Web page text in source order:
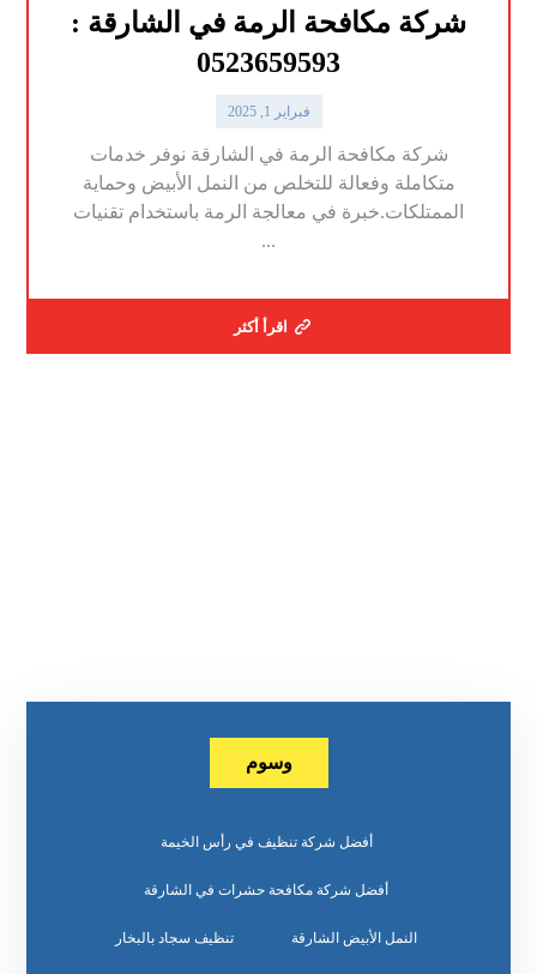
شركة مكافحة الرمة في الشارقة :
0523659593
فبراير 1, 2025
شركة مكافحة الرمة في الشارقة نوفر خدمات
متكاملة وفعالة للتخلص من النمل الأبيض وحماية
الممتلكات.خبرة في معالجة الرمة باستخدام تقنيات
...
اقرأ أكثر
وسوم
أفضل شركة تنظيف في رأس الخيمة
أفضل شركة مكافحة حشرات في الشارقة
النمل الأبيض الشارقة تنظيف سجاد بالبخار